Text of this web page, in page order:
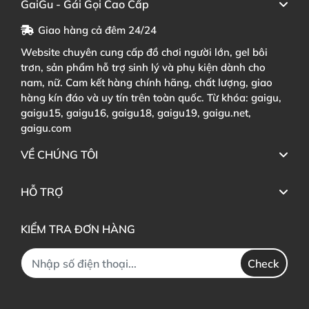
GaiGu - Gái Gọi Cao Cấp
Giao hàng cả đêm 24/24
Website chuyên cung cấp đồ chơi người lớn, gel bôi
trơn, sản phẩm hỗ trợ sinh lý và phụ kiện dành cho
nam, nữ. Cam kết hàng chính hãng, chất lượng, giao
hàng kín đáo và uy tín trên toàn quốc. Từ khóa: gaigu,
gaigu15, gaigu16, gaigu18, gaigu19, gaigu.net,
gaigu.com
VỀ CHÚNG TÔI
HỖ TRỢ
KIỂM TRA ĐƠN HÀNG
Check